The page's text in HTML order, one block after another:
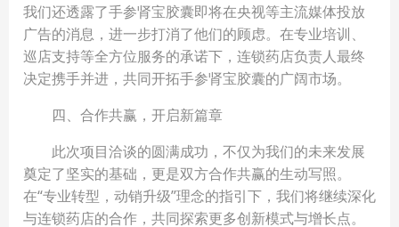
我们还透露了手参肾宝胶囊即将在央视等主流媒体投放
广告的消息，进一步打消了他们的顾虑。在专业培训、
巡店支持等全方位服务的承诺下，连锁药店负责人最终
决定携手并进，共同开拓手参肾宝胶囊的广阔市场。
四、合作共赢，开启新篇章
此次项目洽谈的圆满成功，不仅为我们的未来发展
奠定了坚实的基础，更是双方合作共赢的生动写照。
在“专业转型，动销升级”理念的指引下，我们将继续深化
与连锁药店的合作，共同探索更多创新模式与增长点。